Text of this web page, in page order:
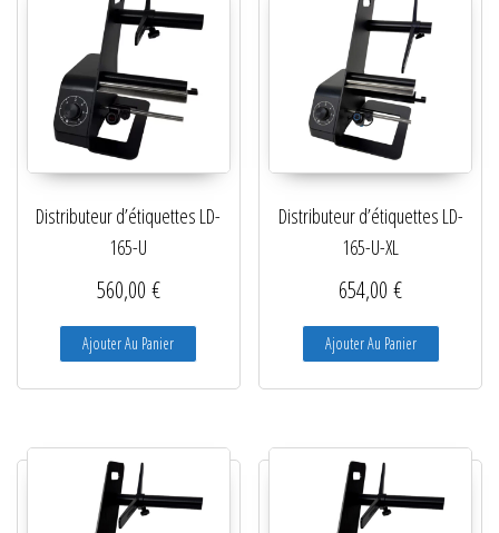
Distributeur d’étiquettes LD-
165-U
560,00 €
Ajouter Au Panier
Distributeur d’étiquettes LD-
165-U-XL
654,00€
Ajouter Au Panier